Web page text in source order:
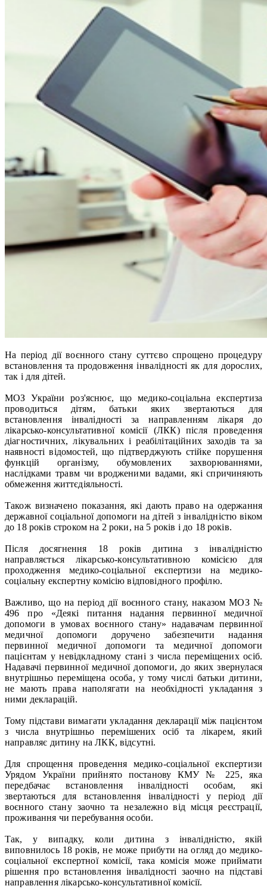
На період дії воєнного стану суттєво спрощено процедуру
встановлення та продовження інвалідності як для дорослих,
так і для дітей.
МОЗ України роз'яснює, що медико-соціальна експертиза
проводиться дітям, батьки яких звертаються для
встановлення інвалідності за направленням лікаря до
лікарсько-консультативної комісії (ЛКК) після проведення
діагностичних, лікувальних і реабілітаційних заходів та за
наявності відомостей, що підтверджують стійке порушення
функцій організму, обумовлених захворюваннями,
наслідками травм чи вродженими вадами, які спричиняють
обмеження життєдіяльності.
Також визначено показання, які дають право на одержання
державної соціальної допомоги на дітей з інвалідністю віком
до 18 років строком на 2 роки, на 5 років і до 18 років.
Після досягнення 18 років дитина з інвалідністю
направляється лікарсько-консультативною комісією для
проходження медико-соціальної експертизи на медико-
соціальну експертну комісію відповідного профілю.
Важливо, що на період дії воєнного стану, наказом МОЗ №
496 про «Деякі питання надання первинної медичної
допомоги в умовах воєнного стану» надавачам первинної
медичної допомоги доручено забезпечити надання
первинної медичної допомоги та медичної допомоги
пацієнтам у невідкладному стані з числа переміщених осіб.
Надавачі первинної медичної допомоги, до яких звернулася
внутрішньо переміщена особа, у тому числі батьки дитини,
не мають права наполягати на необхідності укладання з
ними декларацій.
Тому підстави вимагати укладання декларації між пацієнтом
з числа внутрішньо перемішених осіб та лікарем, який
направляє дитину на ЛКК, відсутні.
Для спрощення проведення медико-соціальної експертизи
Урядом України прийнято постанову КМУ № 225, яка
передбачає встановлення інвалідності особам, які
звертаються для встановлення інвалідності у період дії
воєнного стану заочно та незалежно від місця реєстрації,
проживання чи перебування особи.
Так, у випадку, коли дитина з інвалідністю, якій
виповнилось 18 років, не може прибути на огляд до медико-
соціальної експертної комісії, така комісія може приймати
рішення про встановлення інвалідності заочно на підставі
направлення лікарсько-консультативної комісії.